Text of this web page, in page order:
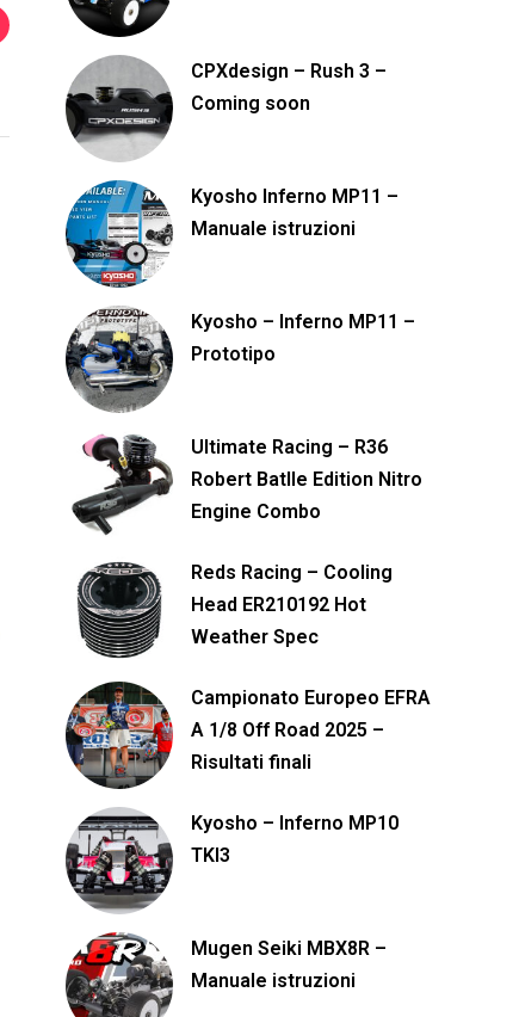
CPXdesign – Rush 3 –
Coming soon
Kyosho Inferno MP11 –
Manuale istruzioni
Kyosho – Inferno MP11 –
Prototipo
Ultimate Racing – R36
Robert Batlle Edition Nitro
Engine Combo
Reds Racing – Cooling
Head ER210192 Hot
Weather Spec
Campionato Europeo EFRA
A 1/8 Off Road 2025 –
Risultati finali
Kyosho – Inferno MP10
TKI3
Mugen Seiki MBX8R –
Manuale istruzioni